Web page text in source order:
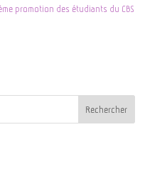
promotion des étudiants du CBS